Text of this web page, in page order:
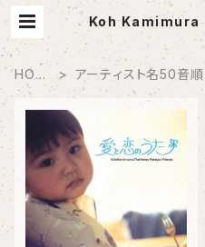
Koh Kamimura
SIC (セレク
HOM
E
アーティスト名50音
覧